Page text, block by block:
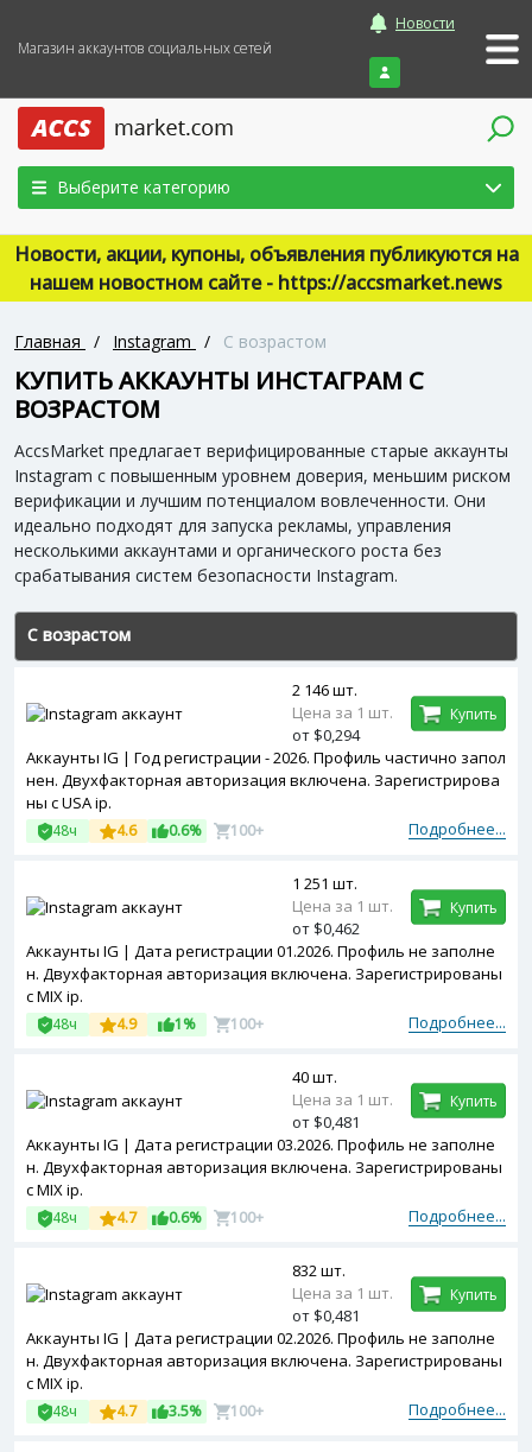
Магазин аккаунтов социальных сетей
Новости
Войти
Выберите категорию
Новости, акции, купоны, объявления публикуются на
нашем новостном сайте - https://accsmarket.news
Главная / Instagram / С возрастом
КУПИТЬ АККАУНТЫ ИНСТАГРАМ С
ВОЗРАСТОМ
AccsMarket предлагает верифицированные старые аккаунты
Instagram с повышенным уровнем доверия, меньшим риском
верификации и лучшим потенциалом вовлеченности. Они
идеально подходят для запуска рекламы, управления
несколькими аккаунтами и органического роста без
срабатывания систем безопасности Instagram.
С возрастом
Аккаунты IG | Год регистрации - 2026. Профиль частично запол
нен. Двухфакторная авторизация включена. Зарегистрирова
ны с USA ip.
Подробнее...
48ч 4.6 0.6% 100+
2 146 шт.
Цена за 1 шт.
от $0,294
Купить
Аккаунты IG | Дата регистрации 01.2026. Профиль не заполне
н. Двухфакторная авторизация включена. Зарегистрированы
с MIX ip.
Подробнее...
48ч 4.9 1% 100+
1 251 шт.
Цена за 1 шт.
от $0,462
Купить
Аккаунты IG | Дата регистрации 03.2026. Профиль не заполне
н. Двухфакторная авторизация включена. Зарегистрированы
с MIX ip.
Подробнее...
48ч 4.7 0.6% 100+
40 шт.
Цена за 1 шт.
от $0,481
Купить
Аккаунты IG | Дата регистрации 02.2026. Профиль не заполне
н. Двухфакторная авторизация включена. Зарегистрированы
с MIX ip.
Подробнее...
48ч 4.7 3.5% 100+
832 шт.
Цена за 1 шт.
от $0,481
Купить